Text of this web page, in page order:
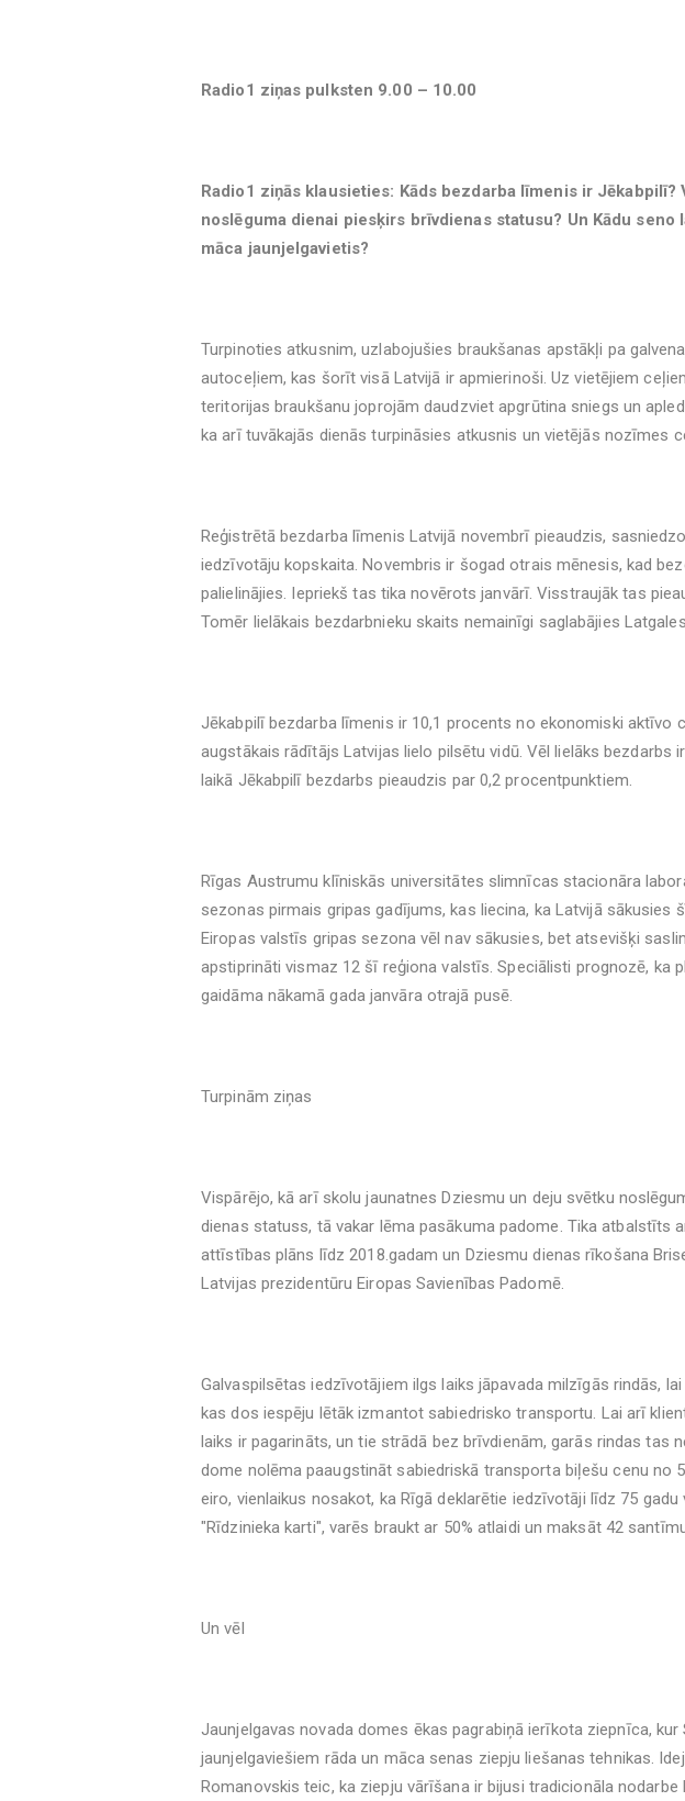
Radio1 ziņas pulksten 9.00 – 10.00
Radio1 ziņās klausieties: Kāds bezdarba līmenis ir Jēkabpilī?
noslēguma dienai piesķirs brīvdienas statusu? Un Kādu
māca jaunjelgavietis?
Turpinoties atkusnim, uzlabojušies braukšanas apstākļi pa
autoceļiem, kas šorīt visā Latvijā ir apmierinoši. Uz vietējiem
teritorijas braukšanu joprojām daudzviet apgrūtina sniegs un
ka arī tuvākajās dienās turpināsies atkusnis un vietējās nozīmes
Reģistrētā bezdarba līmenis Latvijā novembrī pieaudzis,
iedzīvotāju kopskaita. Novembris ir šogad otrais mēnesis, kad
palielinājies. Iepriekš tas tika novērots janvārī. Visstraujāk tas
Tomēr lielākais bezdarbnieku skaits nemainīgi saglabājies
Jēkabpilī bezdarba līmenis ir 10,1 procents no ekonomiski aktīvo
augstākais rādītājs Latvijas lielo pilsētu vidū. Vēl lielāks bezdarbs
laikā Jēkabpilī bezdarbs pieaudzis par 0,2 procentpunktiem.
Rīgas Austrumu klīniskās universitātes slimnīcas stacionāra
sezonas pirmais gripas gadījums, kas liecina, ka Latvijā sākusies
Eiropas valstīs gripas sezona vēl nav sākusies, bet atsevišķi
apstiprināti vismaz 12 šī reģiona valstīs. Speciālisti prognozē, ka
gaidāma nākamā gada janvāra otrajā pusē.
Turpinām ziņas
Vispārējo, kā arī skolu jaunatnes Dziesmu un deju svētku
dienas statuss, tā vakar lēma pasākuma padome. Tika atbalstīts
attīstības plāns līdz 2018.gadam un Dziesmu dienas rīkošana
Latvijas prezidentūru Eiropas Savienības Padomē.
Galvaspilsētas iedzīvotājiem ilgs laiks jāpavada milzīgās rindās,
kas dos iespēju lētāk izmantot sabiedrisko transportu. Lai arī
laiks ir pagarināts, un tie strādā bez brīvdienām, garās rindas tas
dome nolēma paaugstināt sabiedriskā transporta biļešu cenu no
eiro, vienlaikus nosakot, ka Rīgā deklarētie iedzīvotāji līdz 75
"Rīdzinieka karti", varēs braukt ar 50% atlaidi un maksāt 42
Un vēl
Jaunjelgavas novada domes ēkas pagrabiņā ierīkota ziepnīca, kur
jaunjelgaviešiem rāda un māca senas ziepju liešanas tehnikas.
Romanovskis teic, ka ziepju vārīšana ir bijusi tradicionāla